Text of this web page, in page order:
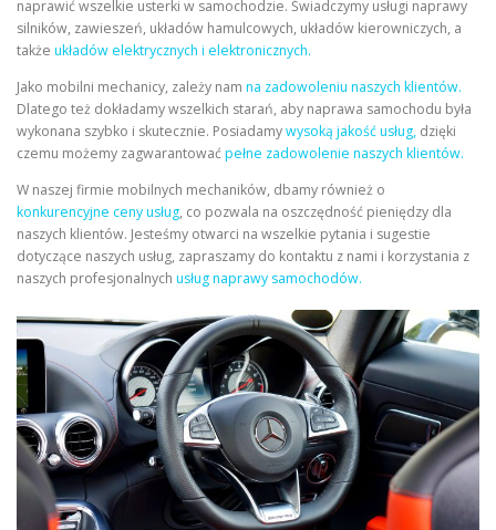
naprawić wszelkie usterki w samochodzie. Świadczymy usługi naprawy
silników, zawieszeń, układów hamulcowych, układów kierowniczych, a
także układów elektrycznych i elektronicznych.
Jako mobilni mechanicy, zależy nam na zadowoleniu naszych klientów.
Dlatego też dokładamy wszelkich starań, aby naprawa samochodu była
wykonana szybko i skutecznie. Posiadamywysoką jakość usług, dzięki
czemu możemy zagwarantowaćpełne zadowolenie naszych klientów.
W naszej firmie mobilnych mechaników, dbamy również o
konkurencyjne ceny usług, co pozwala na oszczędność pieniędzy dla
naszych klientów. Jesteśmy otwarci na wszelkie pytania i sugestie
dotyczące naszych usług, zapraszamy do kontaktu z nami i korzystania z
naszych profesjonalnych usług naprawy samochodów.